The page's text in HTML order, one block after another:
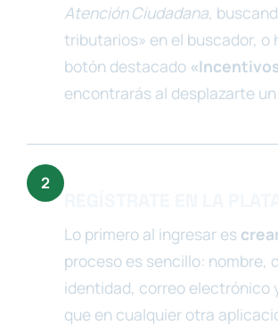
Atención Ciudadana,
tributarios» en el buscador, o
botón destacado
encontrarás al desplazarte
Lo primero al ingresar es
proceso es sencillo: nombre,
identidad, correo electrónico
que en cualquier otra